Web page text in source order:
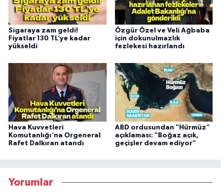
Sigaraya zam geldi!
Fiyatlar 130 TL’ye kadar
yükseldi
Özgür Özel ve Veli Ağbaba
için dokunulmazlık
fezlekesi hazırlandı
Hava Kuvvetleri
Komutanlığı'na Orgeneral
Rafet Dalkıran atandı
ABD ordusundan "Hürmüz"
açıklaması: "Boğaz açık,
geçişler devam ediyor"
Yorumlar